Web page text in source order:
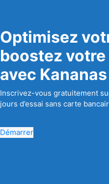
Optimisez
boostez
avec Kananas
Inscrivez-vous gratuitement
jours d’essai sans carte
Démarrer